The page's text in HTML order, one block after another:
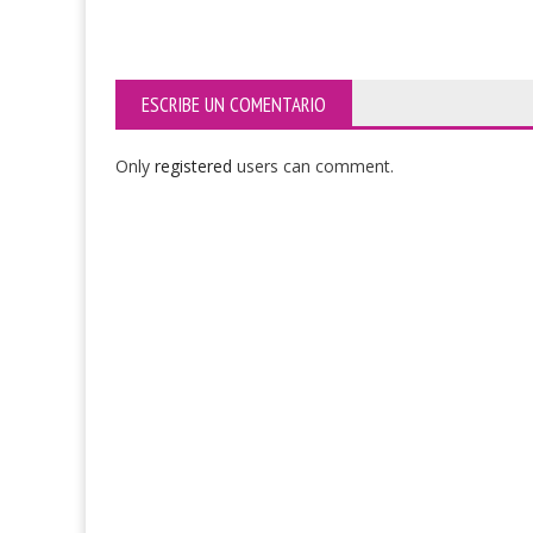
ESCRIBE UN COMENTARIO
Only registered users can comment.